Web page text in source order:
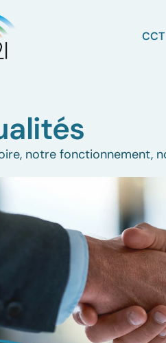
CCT
notre fonctionnement,